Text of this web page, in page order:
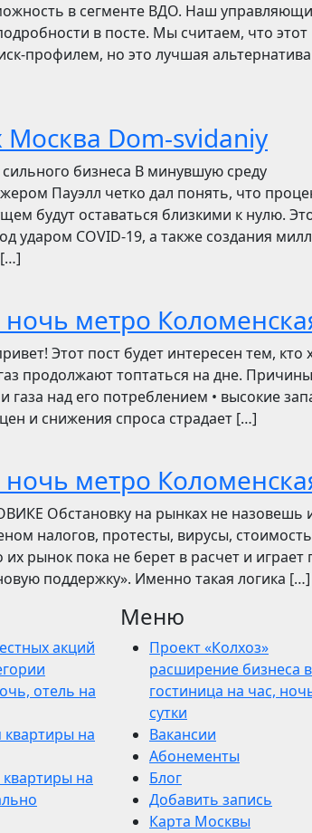
в сегменте ВДО. Наш
в посте. Мы считаем, что этот
профилем, но это лучшая альтернатива
Dom-svidaniy
бизнеса В минувшую среду
Пауэлл четко дал понять, что
будут оставаться близкими к нулю.
ударом COVID-19, а также создания
ночь метро
Этот пост будет интересен тем, кто
продолжают топтаться на дне. Причины
над его потреблением • высокие
и снижения спроса страдает […]
ночь метро
Обстановку на рынках не назовешь
налогов, протесты, вирусы, стоимость
рынок пока не берет в расчет и играет
поддержку». Именно такая логика […]
акций
отель на
квартиры на
на
Меню
Проект «Колхоз»
расширение бизнеса
гостиница на час,
сутки
Вакансии
Абонементы
Блог
Добавить запись
Карта Москвы